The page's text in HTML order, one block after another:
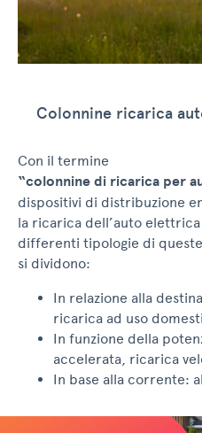
Colonnine ricarica
Con il termine
“colonnine di ricarica per
dispositivi di distribuzione
la ricarica dell’auto
differenti tipologie di
si dividono:
In relazione alla
ricarica ad uso
In funzione della
accelerata, ricarica
In base alla corrente: